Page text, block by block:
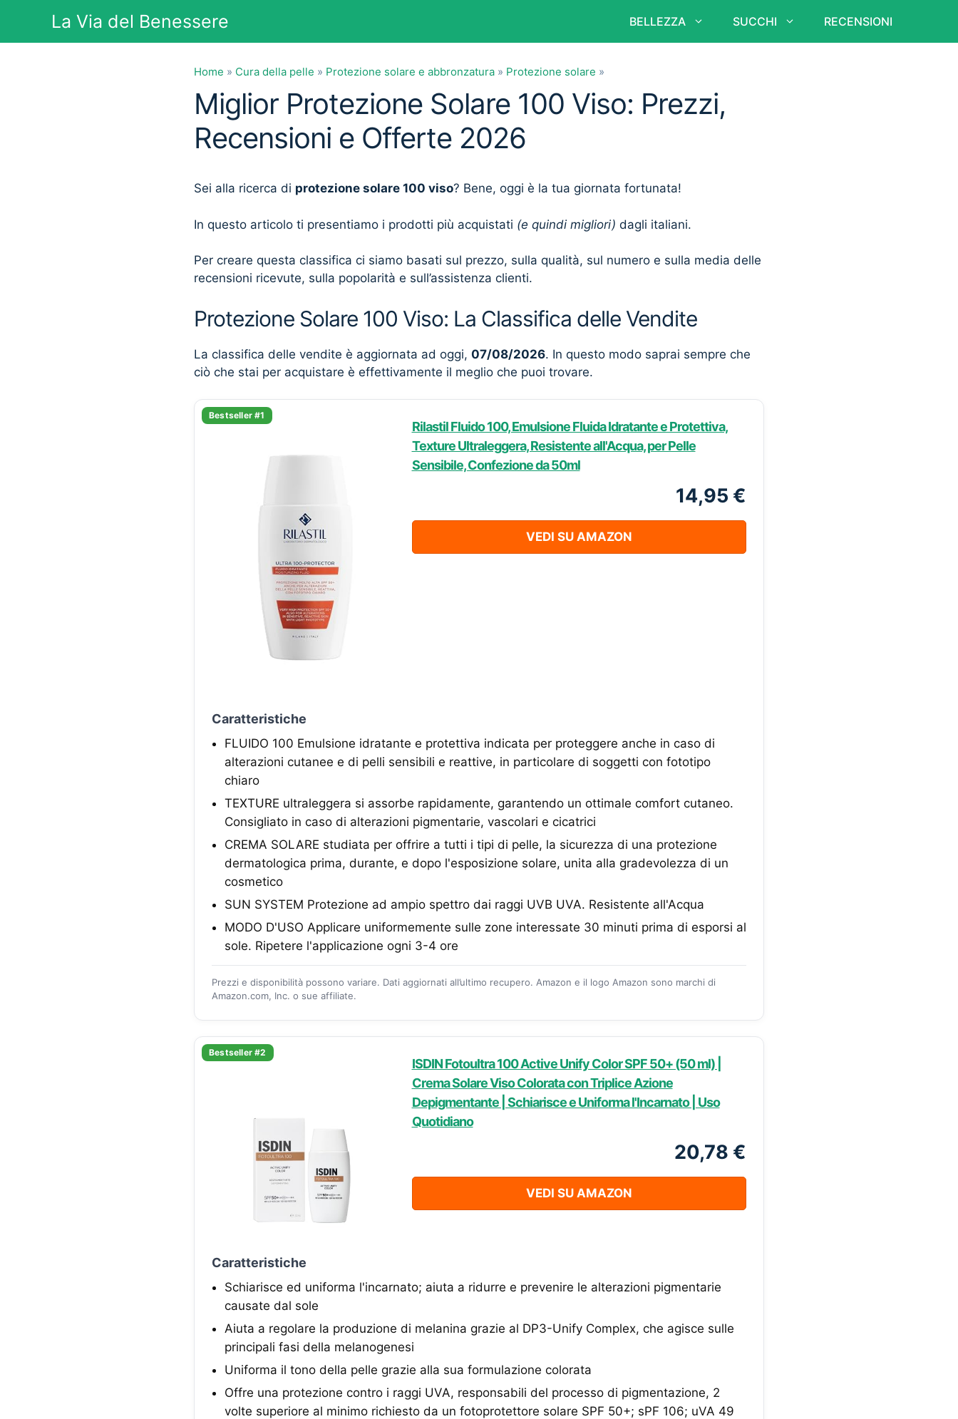
contenuto
La Via del Benessere BELLEZZA SUCCHI RECENSIONI
Home » Cura della pelle » Protezione solare e abbronzatura » Protezione solare »
Miglior Protezione Solare 100 Viso: Prezzi,
Recensioni e Offerte 2026
Sei alla ricerca di protezione solare 100 viso? Bene, oggi è la tua giornata fortunata!
In questo articolo ti presentiamo i prodotti più acquistati (e quindi migliori) dagli italiani.
Per creare questa classifica ci siamo basati sul prezzo, sulla qualità, sul numero e sulla media delle
recensioni ricevute, sulla popolarità e sull’assistenza clienti.
Protezione Solare 100 Viso: La Classifica delle Vendite
La classifica delle vendite è aggiornata ad oggi, 07/08/2026. In questo modo saprai sempre che
ciò che stai per acquistare è effettivamente il meglio che puoi trovare.
Bestseller #1
Rilastil Fluido 100, Emulsione Fluida Idratante e Protettiva,
Texture Ultraleggera, Resistente all'Acqua, per Pelle
Sensibile, Confezione da 50ml
14,95 €
VEDI SU AMAZON
Caratteristiche
FLUIDO 100 Emulsione idratante e protettiva indicata per proteggere anche in caso di
alterazioni cutanee e di pelli sensibili e reattive, in particolare di soggetti con fototipo
chiaro
TEXTURE ultraleggera si assorbe rapidamente, garantendo un ottimale comfort cutaneo.
Consigliato in caso di alterazioni pigmentarie, vascolari e cicatrici
CREMA SOLARE studiata per offrire a tutti i tipi di pelle, la sicurezza di una protezione
dermatologica prima, durante, e dopo l'esposizione solare, unita alla gradevolezza di un
cosmetico
SUN SYSTEM Protezione ad ampio spettro dai raggi UVB UVA. Resistente all'Acqua
MODO D'USO Applicare uniformemente sulle zone interessate 30 minuti prima di esporsi al
sole. Ripetere l'applicazione ogni 3-4 ore
Prezzi e disponibilità possono variare. Dati aggiornati all’ultimo recupero. Amazon e il logo Amazon sono marchi di
Amazon.com, Inc. o sue affiliate.
Bestseller #2
ISDIN Fotoultra 100 Active Unify Color SPF 50+ (50 ml) |
Crema Solare Viso Colorata con Triplice Azione
Depigmentante | Schiarisce e Uniforma l'Incarnato | Uso
Quotidiano
20,78 €
VEDI SU AMAZON
Caratteristiche
Schiarisce ed uniforma l'incarnato; aiuta a ridurre e prevenire le alterazioni pigmentarie
causate dal sole
Aiuta a regolare la produzione di melanina grazie al DP3-Unify Complex, che agisce sulle
principali fasi della melanogenesi
Uniforma il tono della pelle grazie alla sua formulazione colorata
Offre una protezione contro i raggi UVA, responsabili del processo di pigmentazione, 2
volte superiore al minimo richiesto da un fotoprotettore solare SPF 50+; sPF 106; uVA 49